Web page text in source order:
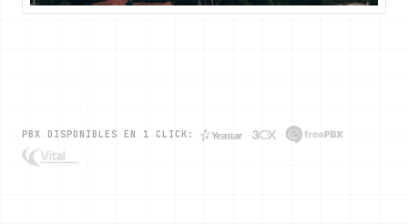
PBX DISPONIBLES EN 1 CLICK: